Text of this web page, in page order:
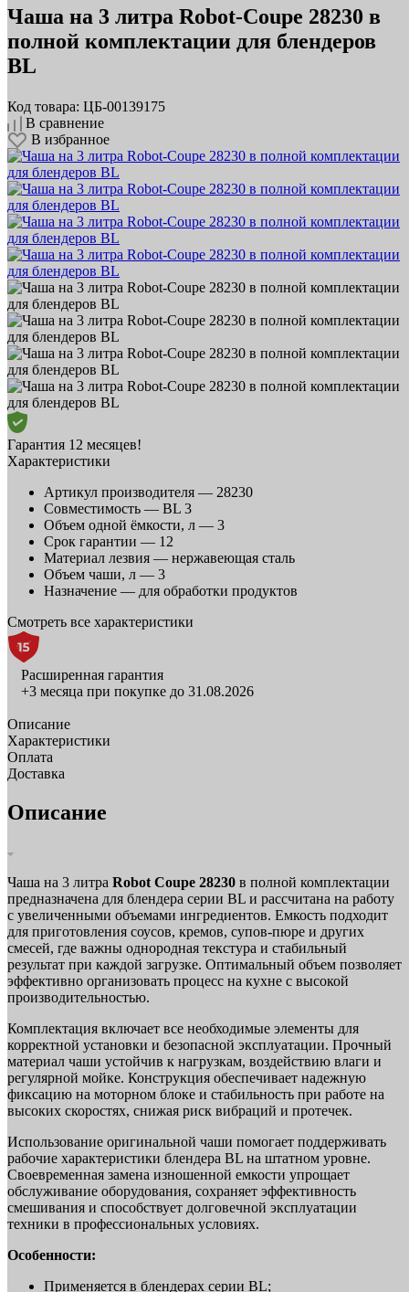
Чаша на 3 литра Robot-Coupe 28230 в
полной комплектации для блендеров
BL
Код товара: ЦБ-00139175
В сравнение
В избранное
Гарантия 12 месяцев!
Характеристики
Артикул производителя — 28230
Совместимость — BL 3
Объем одной ёмкости, л — 3
Срок гарантии — 12
Материал лезвия — нержавеющая сталь
Объем чаши, л — 3
Назначение — для обработки продуктов
Смотреть все характеристики
Расширенная гарантия
+3 месяца при покупке до 31.08.2026
Описание
Характеристики
Оплата
Доставка
Описание
Чаша на 3 литра Robot Coupe 28230 в полной комплектации
предназначена для блендера серии BL и рассчитана на работу
с увеличенными объемами ингредиентов. Емкость подходит
для приготовления соусов, кремов, супов-пюре и других
смесей, где важны однородная текстура и стабильный
результат при каждой загрузке. Оптимальный объем позволяет
эффективно организовать процесс на кухне с высокой
производительностью.
Комплектация включает все необходимые элементы для
корректной установки и безопасной эксплуатации. Прочный
материал чаши устойчив к нагрузкам, воздействию влаги и
регулярной мойке. Конструкция обеспечивает надежную
фиксацию на моторном блоке и стабильность при работе на
высоких скоростях, снижая риск вибраций и протечек.
Использование оригинальной чаши помогает поддерживать
рабочие характеристики блендера BL на штатном уровне.
Своевременная замена изношенной емкости упрощает
обслуживание оборудования, сохраняет эффективность
смешивания и способствует долговечной эксплуатации
техники в профессиональных условиях.
Особенности:
Применяется в блендерах серии BL;